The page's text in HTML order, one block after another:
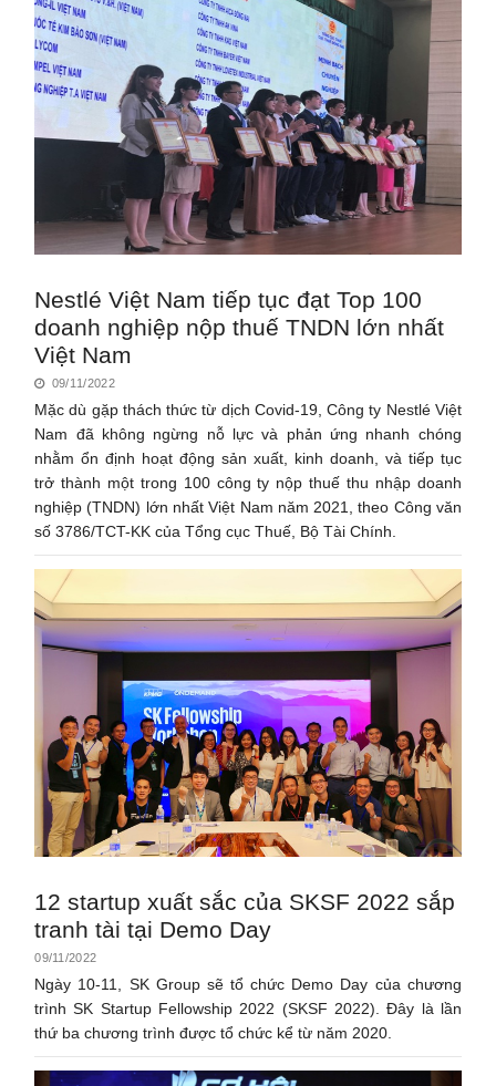
Nestlé Việt Nam tiếp tục đạt Top 100
doanh nghiệp nộp thuế TNDN lớn nhất
Việt Nam
09/11/2022
Mặc dù gặp thách thức từ dịch Covid-19, Công ty Nestlé Việt
Nam đã không ngừng nỗ lực và phản ứng nhanh chóng
nhằm ổn định hoạt động sản xuất, kinh doanh, và tiếp tục
trở thành một trong 100 công ty nộp thuế thu nhập doanh
nghiệp (TNDN) lớn nhất Việt Nam năm 2021, theo Công văn
số 3786/TCT-KK của Tổng cục Thuế, Bộ Tài Chính.
12 startup xuất sắc của SKSF 2022 sắp
tranh tài tại Demo Day
09/11/2022
Ngày 10-11, SK Group sẽ tổ chức Demo Day của chương
trình SK Startup Fellowship 2022 (SKSF 2022). Đây là lần
thứ ba chương trình được tổ chức kể từ năm 2020.